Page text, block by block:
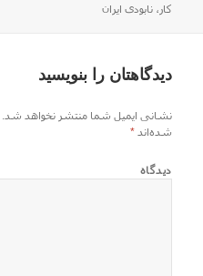
در
کار ،نابودی ایران
دیدگاهتان را بنویسید
نشانی ایمیل شما منتشر نخواهد شد.
شده‌اند*
دیدگاه